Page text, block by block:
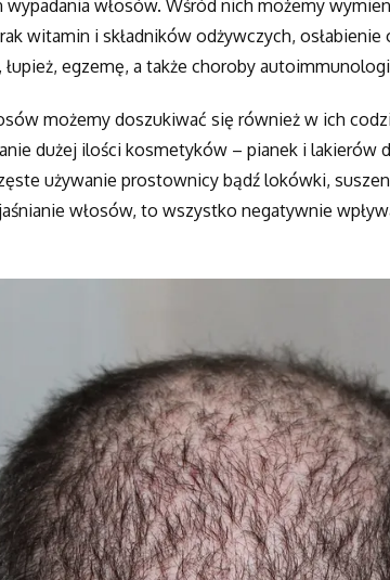
włosów. Wśród nich możemy
witamin i składników odżywczych,
egzemę, a także choroby
możemy doszukiwać się również w ich
dużej ilości kosmetyków – pianek i lakierów
używanie prostownicy bądź lokówki,
włosów, to wszystko negatywnie